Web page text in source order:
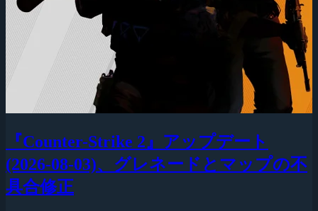
『Counter-Strike 2』アップデート
(2026-08-03)、グレネードとマップの不
具合修正